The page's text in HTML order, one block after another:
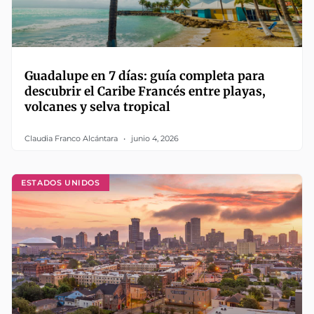
Guadalupe en 7 días: guía completa para
descubrir el Caribe Francés entre playas,
volcanes y selva tropical
Claudia Franco Alcántara junio 4, 2026
ESTADOS UNIDOS